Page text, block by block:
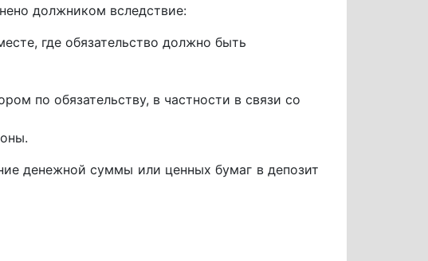
должником вследствие:
где обязательство должно быть
по обязательству, в частности в связи со
денежной суммы или ценных бумаг в депозит